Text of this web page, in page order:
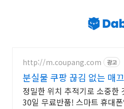
http://m.coupang.com 광고
분실물 쿠팡 끊김 없는 매
정밀한 위치 추적기로 소중한
30일 무료반품! 스마트 휴대폰